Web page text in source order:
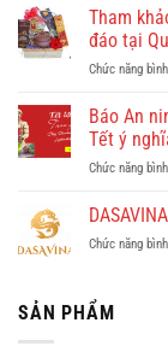
Tham
đáo tại
Chức năng
Báo An
Tết ý
Chức năng
Chức năng
SẢN PHẨM